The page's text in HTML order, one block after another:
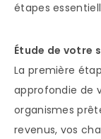
étapes
Étude de votre
La première
approfondie de
organismes
revenus, vos